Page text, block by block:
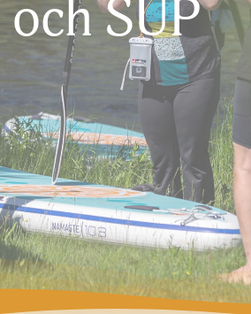
SUP